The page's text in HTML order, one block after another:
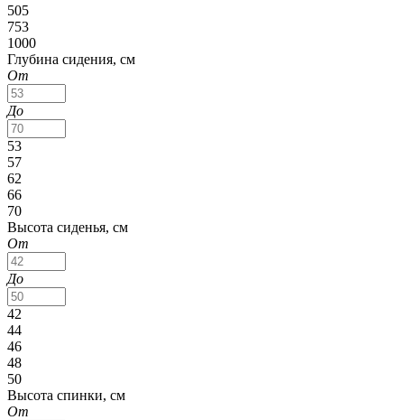
505
753
1000
Глубина сидения, см
От
До
53
57
62
66
70
Высота сиденья, см
От
До
42
44
46
48
50
Высота спинки, см
От